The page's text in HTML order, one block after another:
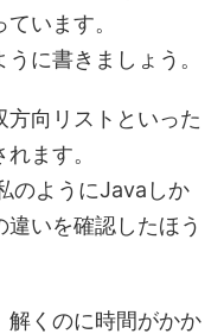
います。
に書きましょう。
方向リストといった
ます。
のようにJavaしか
いを確認したほう
解くのに時間がかか